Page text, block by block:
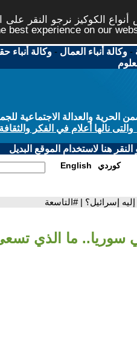
الكوكيز نرجو النقر
best experience on our
-وكالة أنباء العمال -وكالة أنباء
والعدالة الاجتماعية
نالها أعلام في الفكر والثقافة
هنا لاستخدام الموقع البديل
English كوردي
إسرائيل؟ | #التاسعة
ما الذي